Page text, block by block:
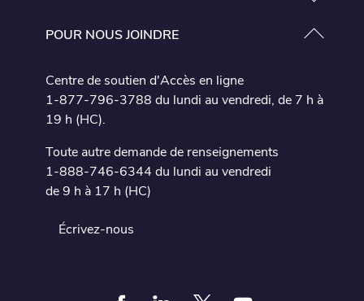
POUR NOUS JOINDRE
Centre de soutien d'Accès en ligne
1-877-796-3788 du lundi au vendredi, de 7 h à
19 h (HC).
Toute autre demande de renseignements
1-888-746-6344 du lundi au vendredi
de 9 h à 17 h (HC)
Écrivez-nous